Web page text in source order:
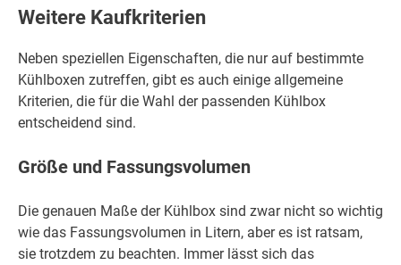
Weitere Kaufkriterien
Neben speziellen Eigenschaften, die nur auf bestimmte
Kühlboxen zutreffen, gibt es auch einige allgemeine
Kriterien, die für die Wahl der passenden Kühlbox
entscheidend sind.
Größe und Fassungsvolumen
Die genauen Maße der Kühlbox sind zwar nicht so wichtig
wie das Fassungsvolumen in Litern, aber es ist ratsam,
sie trotzdem zu beachten. Immer lässt sich das